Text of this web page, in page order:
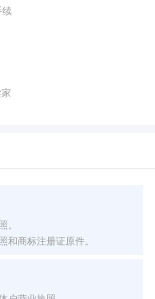
和商标注册证原件。